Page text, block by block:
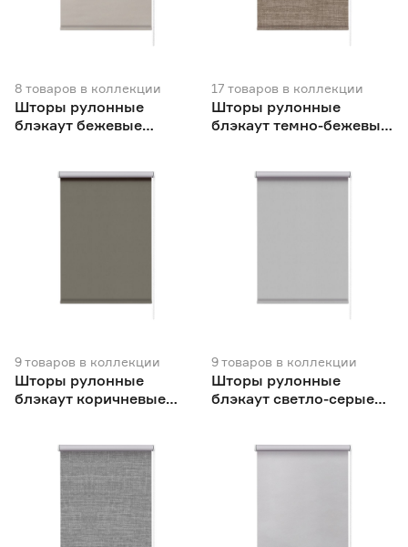
8 товаров в коллекции
Шторы рулонные
блэкаут бежевые
17 товаров в коллекции
Шторы рулонные
блэкаут темно-бежевые
9товаров в коллекции
Шторы рулонные
блэкаут коричневые
9товаров в коллекции
Шторы рулонные
блэкаут светло-серые